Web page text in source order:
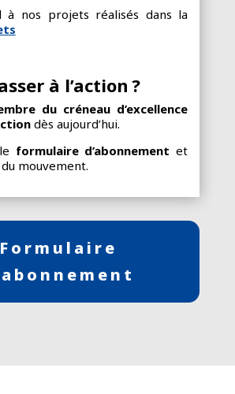
à nos projets réalisés dans la
à l’action ?
du créneau d’excellence
dès aujourd’hui.
formulaire d’abonnement et
mouvement.
Formulaire